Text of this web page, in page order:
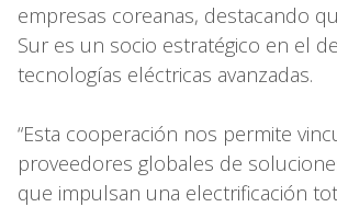
empresas coreanas, destacando
Sur es un socio estratégico en el
tecnologías eléctricas avanzadas.
“Esta cooperación nos permite
proveedores globales de
que impulsan una electrificación